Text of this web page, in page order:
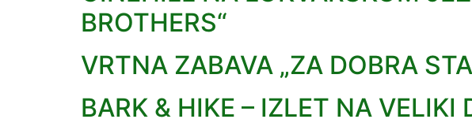
BROTHERS“
VRTNA ZABAVA „ZA DOBRA
BARK & HIKE – IZLET NA VELIKI